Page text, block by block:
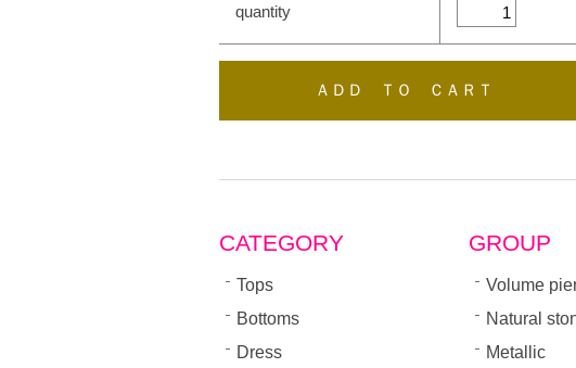
quantity
CATEGORY
Tops
Bottoms
Dress
GROUP
Volume
Natural
Metallic